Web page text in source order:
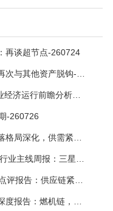
再谈超节点-260724
中银国际-2026年2季度交通运输行业经济运行前瞻分析：地缘冲突致航运和航空景气度分化，交通基础设施板块总体呈现稳健特征-260724
-260726